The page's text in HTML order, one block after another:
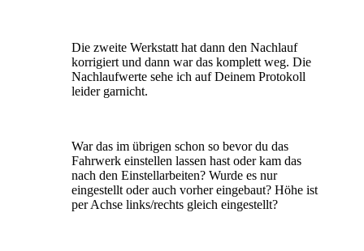
Die zweite Werkstatt hat dann den Nachlauf
korrigiert und dann war das komplett weg. Die
Nachlaufwerte sehe ich auf Deinem Protokoll
leider garnicht.
War das im übrigen schon so bevor du das
Fahrwerk einstellen lassen hast oder kam das
nach den Einstellarbeiten? Wurde es nur
eingestellt oder auch vorher eingebaut? Höhe ist
per Achse links/rechts gleich eingestellt?